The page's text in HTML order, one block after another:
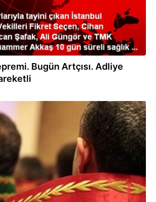
Bugün Artçısı. Adliye